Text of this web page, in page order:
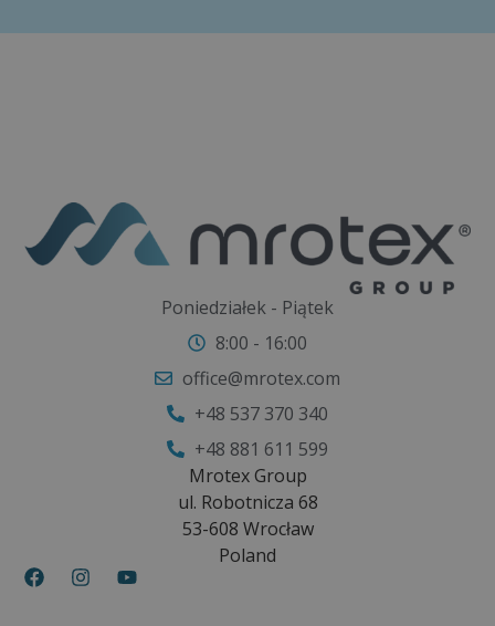
Poniedziałek - Piątek
8:00 - 16:00
office@mrotex.com
+48 537 370 340
+48 881 611 599
Mrotex Group
ul. Robotnicza 68
53-608 Wrocław
Poland